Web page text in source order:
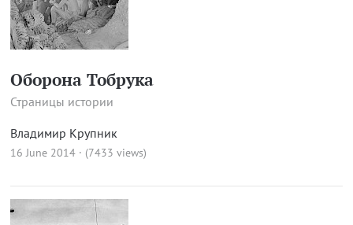
Оборона Тобрука
Страницы истории
Владимир Крупник
16 June 2014 · (7433 views)